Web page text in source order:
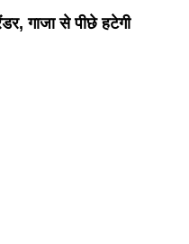
गाजा से पीछे हटेगी